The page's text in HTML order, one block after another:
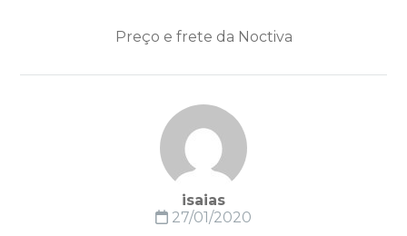
Preço e frete da Noctiva
isaias
27/01/2020